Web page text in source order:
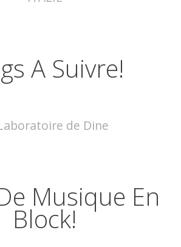
A Suivre!
de Dine
Musique En
Block!